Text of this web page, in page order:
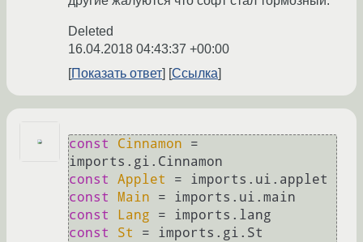
Deleted
16.04.2018 04:43:37 +00:00
Показать ответ
Ссылка
const Cinnamon =
imports. gi . Cinnamon
const
Applet = imports. ui . applet
const
Main = imports. ui . main
const
Lang = imports. lang
const
St = imports. gi . St